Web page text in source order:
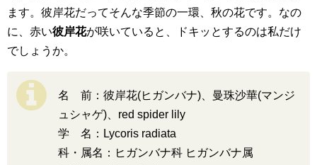
ます。彼岸花だってそんな季節の一環、秋の花です。なの
に、赤い彼岸花が咲いていると、ドキッとするのは私だけ
でしょうか。
名 前：彼岸花(ヒガンバナ)、曼珠沙華(マンジ
ュシャゲ)、red spider lily
学 名：Lycoris radiata
科・属名：ヒガンバナ科 ヒガンバナ属